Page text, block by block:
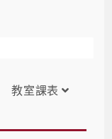
教室課表